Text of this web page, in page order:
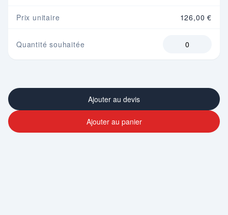
Prix unitaire 126,00 €
Quantité souhaitée
Ajouter au devis
Ajouter au panier